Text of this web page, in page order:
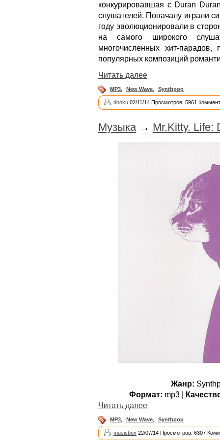
конкурировавшая с Duran
слушателей. Поначалу играли
году эволюционировали в
на самого широкого
многочисленных хит-
популярных композиций
Читать далее
MP3 New Wave Synthpop
dooku 02/11/14 Просмотров: 5961
Музыка→ Mr.Kitty. Life:
Жанр:
Формат: mp3 |
Читать далее
MP3 New Wave Synthpop
musicbox 22/07/14 Просмотров: 6307